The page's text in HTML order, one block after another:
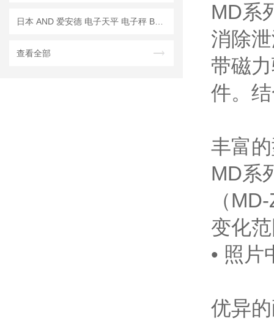
查看全部
MD系
消除
带磁
件。
丰富
MD系
（
变化
• 照片
优异